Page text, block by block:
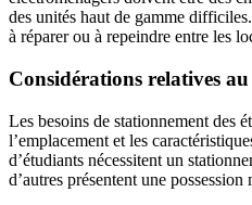
des unités haut de gamme
à réparer ou à repeindre entre les
Considérations relatives
Les besoins de stationnement des
l’emplacement et les
d’étudiants nécessitent un
d’autres présentent une